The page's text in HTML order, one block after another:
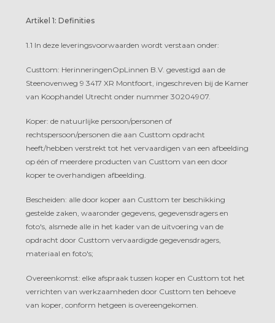
Artikel 1: Definities
1.1 In deze leveringsvoorwaarden wordt verstaan onder:
Custtom: HerinneringenOpLinnen B.V. gevestigd aan de
Steenovenweg 9 3417 XR Montfoort, ingeschreven bij de Kamer
van Koophandel Utrecht onder nummer 30204907.
Koper: de natuurlijke persoon/personen of
rechtspersoon/personen die aan Custtom opdracht
heeft/hebben verstrekt tot het vervaardigen van een afbeelding
op één of meerdere producten van Custtom van een door
koper te overhandigen afbeelding.
Bescheiden: alle door koper aan Custtom ter beschikking
gestelde zaken, waaronder gegevens, gegevensdragers en
foto's, alsmede alle in het kader van de uitvoering van de
opdracht door Custtom vervaardigde gegevensdragers,
materiaal en foto's;
Overeenkomst: elke afspraak tussen koper en Custtom tot het
verrichten van werkzaamheden door Custtom ten behoeve
van koper, conform hetgeen is overeengekomen.